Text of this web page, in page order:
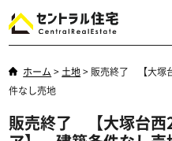
ホーム > 土地> 販売終了 【大塚
件なし売地
販売終了 【大塚台